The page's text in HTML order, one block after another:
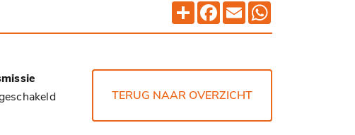
Deel Facebook
Email
TERUG NAAR OVERZICHT